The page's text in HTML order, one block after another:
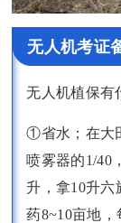
无人机考证
无人机植保有
①省水；在大
喷雾器的1/40
升，拿10升六
药8~10亩地，